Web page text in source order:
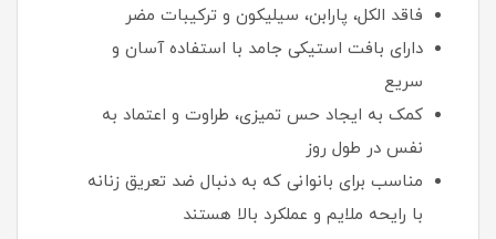
فاقد الکل، پارابن، سیلیکون و ترکیبات مضر
دارای بافت استیکی جامد با استفاده آسان و
سریع
کمک به ایجاد حس تمیزی، طراوت و اعتماد به‌
نفس در طول روز
مناسب برای بانوانی که به دنبال ضد تعریق زنانه
با رایحه ملایم و عملکرد بالا هستند